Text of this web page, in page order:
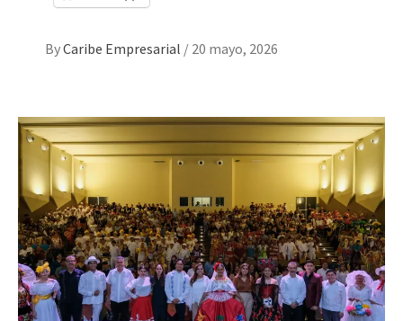
ByCaribe Empresarial / 20 mayo, 2026